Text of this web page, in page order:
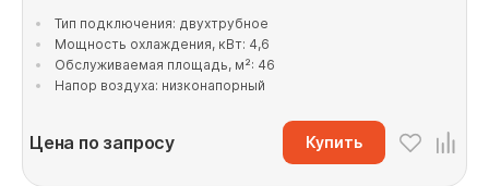
Тип подключения: двухтрубное
Мощность охлаждения, кВт: 4,6
Обслуживаемая площадь, м²: 46
Напор воздуха: низконапорный
Цена по запросу Купить